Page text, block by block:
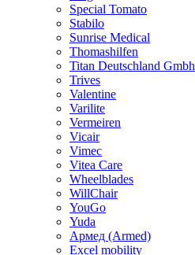
Special Tomato
Stabilo
Sunrise Medical
Thomashilfen
Titan Deutschland Gmbh
Trives
Valentine
Varilite
Vermeiren
Vicair
Vimec
Vitea Care
Wheelblades
WillChair
YouGo
Yuda
Армед (Armed)
Еxcel mobility